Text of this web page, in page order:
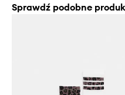
Sprawdź podobne